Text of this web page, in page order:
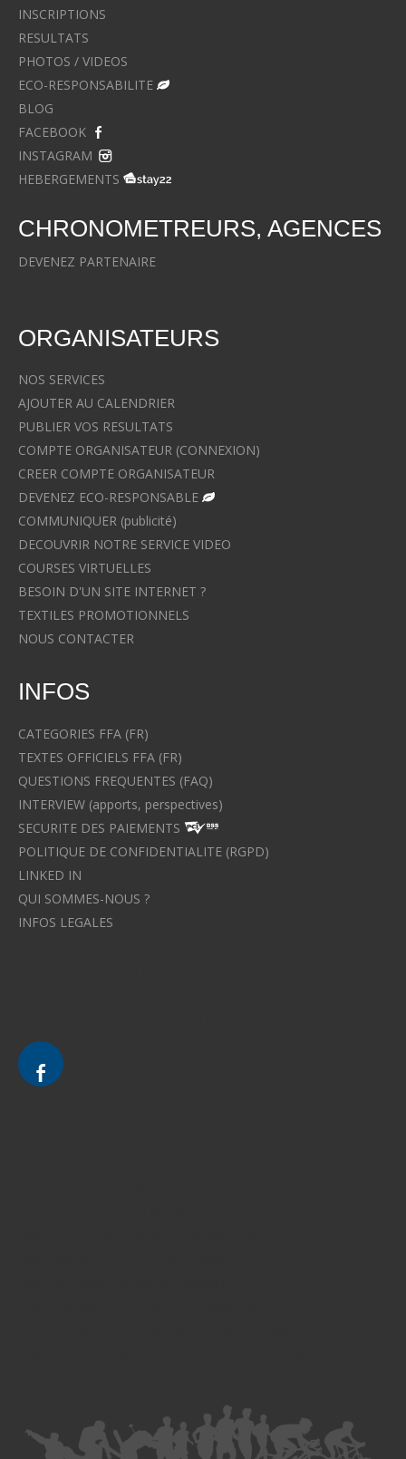
INSCRIPTIONS
RESULTATS
PHOTOS / VIDEOS
ECO-RESPONSABILITE
BLOG
FACEBOOK
INSTAGRAM
HEBERGEMENTS
CHRONOMETREURS, AGENCES
DEVENEZ PARTENAIRE
ORGANISATEURS
NOS SERVICES
AJOUTER AU CALENDRIER
PUBLIER VOS RESULTATS
COMPTE ORGANISATEUR (CONNEXION)
CREER COMPTE ORGANISATEUR
DEVENEZ ECO-RESPONSABLE
COMMUNIQUER (publicité)
DECOUVRIR NOTRE SERVICE VIDEO
COURSES VIRTUELLES
BESOIN D'UN SITE INTERNET ?
TEXTILES PROMOTIONNELS
NOUS CONTACTER
INFOS
CATEGORIES FFA (FR)
TEXTES OFFICIELS FFA (FR)
QUESTIONS FREQUENTES (FAQ)
INTERVIEW (apports, perspectives)
SECURITE DES PAIEMENTS
POLITIQUE DE CONFIDENTIALITE (RGPD)
LINKED IN
QUI SOMMES-NOUS ?
INFOS LEGALES